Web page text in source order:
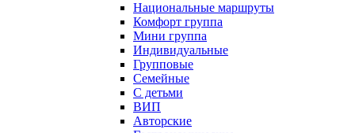
Национальные маршруты
Комфорт группа
Мини группа
Индивидуальные
Групповые
Семейные
С детьми
ВИП
Авторские